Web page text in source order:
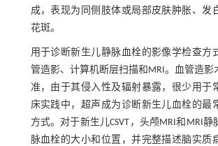
成，表现为同侧肢体或局部皮肤肿胀、发
花斑。
用于诊断新生儿静脉血栓的影像学检查方
管造影、计算机断层扫描和MRI。血管造影
准，由于其侵入性及辐射暴露，很少用于
床实践中，超声成为诊断新生儿血栓的最
方式。对于新生儿CSVT，头颅MRI和MRI
脉血栓的大小和位置，并完整描述脑实质